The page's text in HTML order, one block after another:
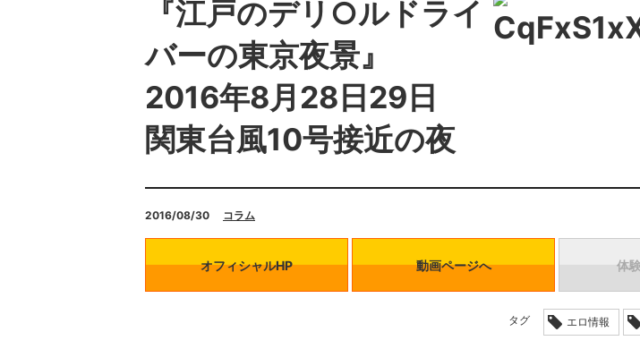
『江戸のデリ○ルドライ
バーの東京夜景』
2016年8月28日29日
関東台風10号接近の夜
2016/08/30 コラム
オフィシャルHP 動画ページへ 体
タグ エロ情報